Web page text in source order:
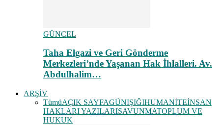
GÜNCEL
Taha Elgazi ve Geri Gönderme
Merkezleri’nde Yaşanan Hak İhlalleri. Av.
Abdulhalim…
ARŞİV
TümüAÇIK SAYFAGÜNIŞIĞIHUMANİTEİNSAN
HAKLARI YAZILARISAVUNMATOPLUM VE
HUKUK